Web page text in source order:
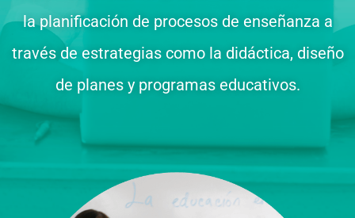
la planificación de procesos de enseñanza a
través de estrategias como la didáctica, diseño
de planes y programas educativos.